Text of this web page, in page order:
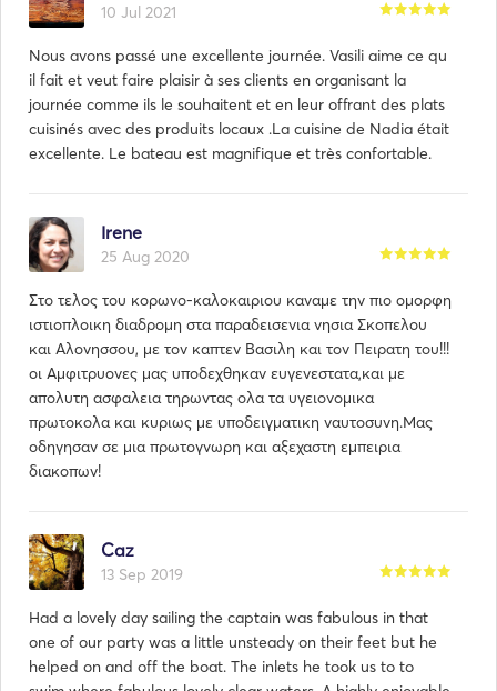
10 Jul 2021
Nous avons passé une excellente journée. Vasili aime ce qu
il fait et veut faire plaisir à ses clients en organisant la
journée comme ils le souhaitent et en leur offrant des plats
cuisinés avec des produits locaux .La cuisine de Nadia était
excellente. Le bateau est magnifique et très confortable.
Irene
25 Aug 2020
Στο τελος του κορωνο-καλοκαιριου καναμε την πιο ομορφη
ιστιοπλοικη διαδρομη στα παραδεισενια νησια Σκοπελου
και Αλονησσου, με τον καπτεν Βασιλη και τον Πειρατη του!!!
οι Αμφιτρυονες μας υποδεχθηκαν ευγενεστατα,και με
απολυτη ασφαλεια τηρωντας ολα τα υγειονομικα
πρωτοκολα και κυριως με υποδειγματικη ναυτοσυνη.Μας
οδηγησαν σε μια πρωτογνωρη και αξεχαστη εμπειρια
διακοπων!
Caz
13 Sep 2019
Had a lovely day sailing the captain was fabulous in that
one of our party was a little unsteady on their feet but he
helped on and off the boat. The inlets he took us to to